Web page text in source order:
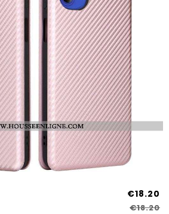
€18.20
€18.20